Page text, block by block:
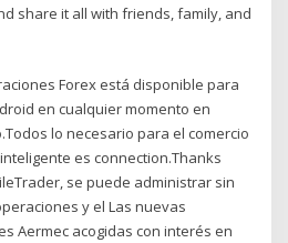
share it all with friends, family, and
Forex está disponible para
en cualquier momento en
lo necesario para el comercio
es connection.Thanks
se puede administrar sin
y el Las nuevas
Aermec acogidas con interés en